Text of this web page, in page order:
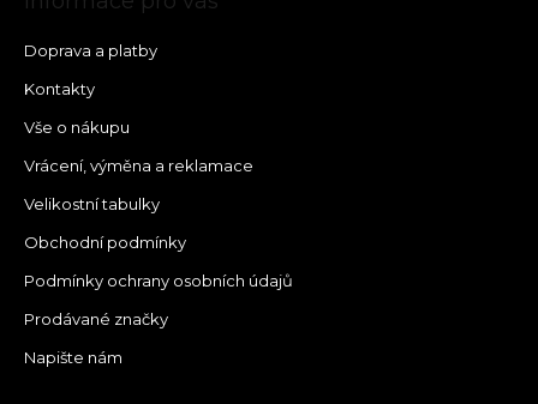
Doprava a platby
Kontakty
Vše o nákupu
Vrácení, výměna a reklamace
Velikostní tabulky
Obchodní podmínky
Podmínky ochrany osobních údajů
Prodávané značky
Napište nám